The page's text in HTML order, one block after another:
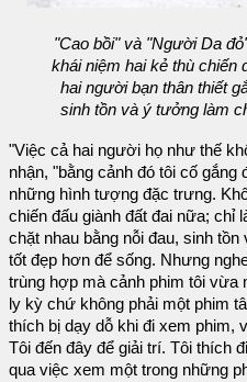
"Cao bồi" và "Người Da
khái niệm hai kẻ thù chiến
hai người bạn thân thiết
sinh tồn và ý tưởng làm
"Việc cả hai người họ như thế
nhận, "bằng cảnh đó tôi cố
những hình tượng đặc trưng.
chiến đấu giành đất đai nữa; chỉ
chặt nhau bằng nỗi đau, sinh
tốt đẹp hơn để sống. Nhưng
trùng hợp mà cảnh phim tôi vừa
ly kỳ chứ không phải một phim
thích bị dạy dỗ khi đi xem phim,
Tôi đến đây để giải trí. Tôi thích
qua việc xem một trong những